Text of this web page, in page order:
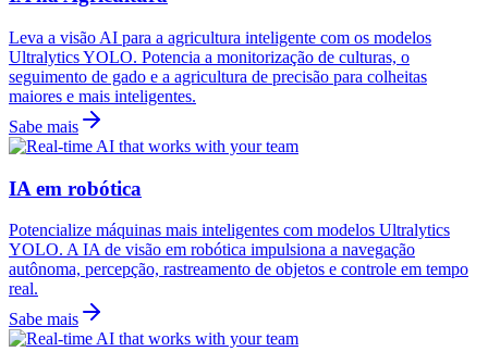
Leva a visão AI para a agricultura inteligente com os modelos
Ultralytics YOLO. Potencia a monitorização de culturas, o
seguimento de gado e a agricultura de precisão para colheitas
maiores e mais inteligentes.
Sabe mais
IA em robótica
Potencialize máquinas mais inteligentes com modelos Ultralytics
YOLO. A IA de visão em robótica impulsiona a navegação
autônoma, percepção, rastreamento de objetos e controle em tempo
real.
Sabe mais